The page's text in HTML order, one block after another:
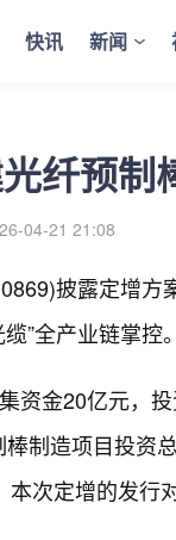
快讯 新闻
纤预
04-21 21:08
披露定增
”全产业链掌控。
资金20亿元，
制造项目投资
次定增的发行